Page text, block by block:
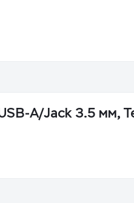
A/Jack 3.5 мм,